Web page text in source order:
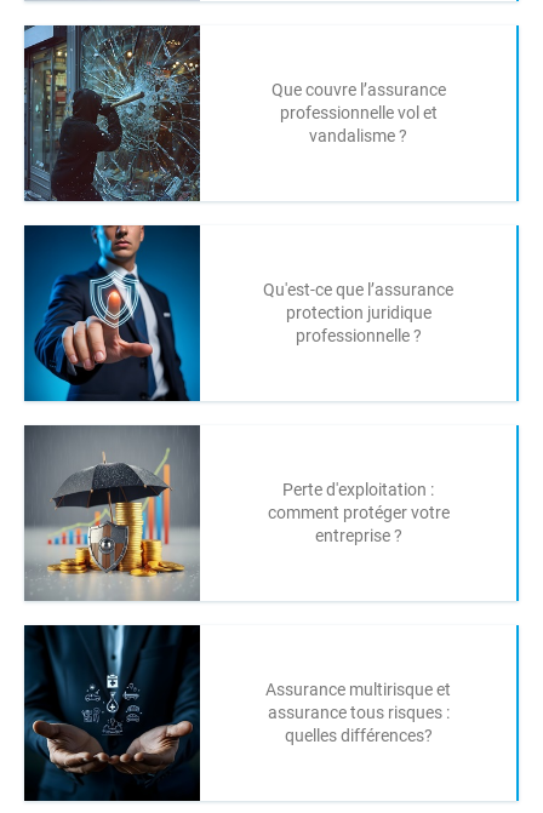
Que couvre l’assurance
professionnelle vol et
vandalisme ?
Qu'est-ce que l’assurance
protection juridique
professionnelle ?
Perte d'exploitation :
comment protéger votre
entreprise ?
Assurance multirisque et
assurance tous risques :
quelles différences?